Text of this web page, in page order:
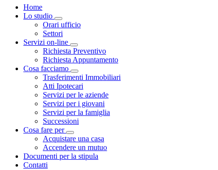
Home
Lo studio
Visualizza menù di secondo livello
Orari ufficio
Settori
Servizi on-line
Visualizza menù di secondo livello
Richiesta Preventivo
Richiesta Appuntamento
Cosa facciamo
Visualizza menù di secondo livello
Trasferimenti Immobiliari
Atti Ipotecari
Servizi per le aziende
Servizi per i giovani
Servizi per la famiglia
Successioni
Cosa fare per
Visualizza menù di secondo livello
Acquistare una casa
Accendere un mutuo
Documenti per la stipula
Contatti